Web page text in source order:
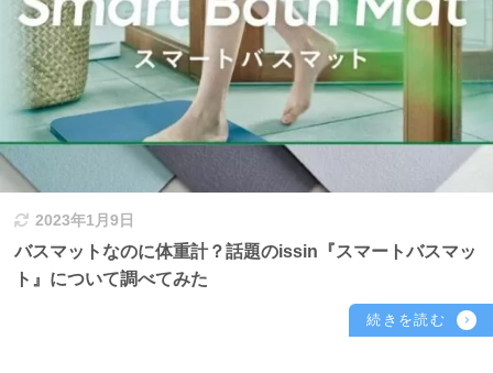
2023年1月9日
バスマットなのに体重計？話題のissin『スマートバスマッ
ト』について調べてみた